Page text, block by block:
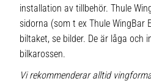
installation av tillbehör. Thule
sidorna (som t ex Thule WingBar
biltaket, se bilder. De är låga och
bilkarossen.
Vi rekommenderar alltid